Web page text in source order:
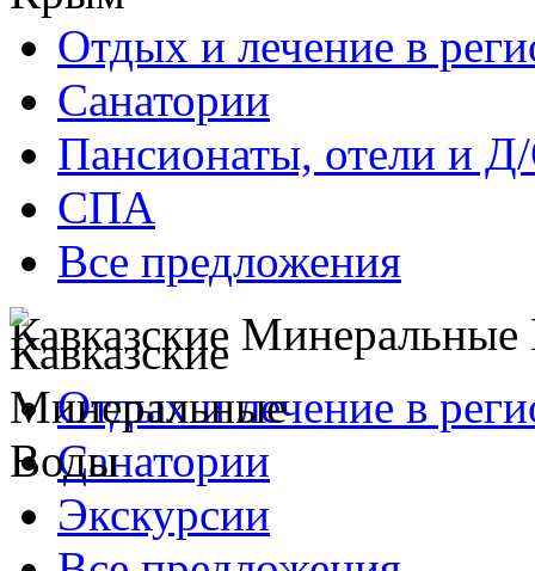
Отдых и лечение в
Санатории
Пансионаты, отели и
СПА
Все предложения
Кавказские
Отдых и лечение в
Санатории
Экскурсии